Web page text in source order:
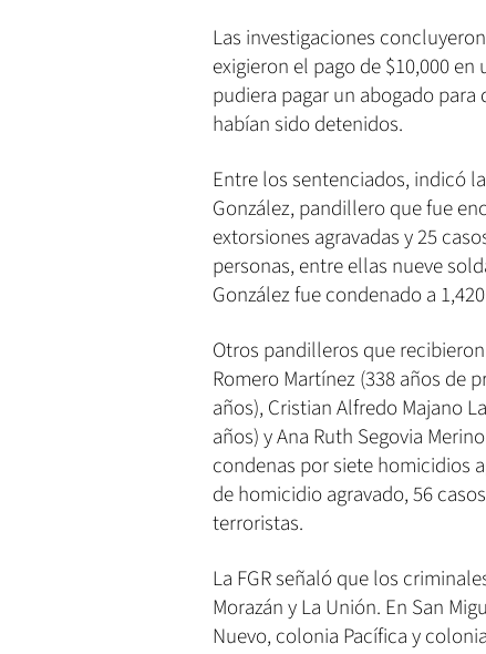
Las investigaciones
exigieron el pago de $10,000
pudiera pagar un abogado
habían sido detenidos.
Entre los sentenciados, indicó
González, pandillero que fue
extorsiones agravadas y 25
personas, entre ellas nueve
González fue condenado a
Otros pandilleros que
Romero Martínez (338 años de
años), Cristian Alfredo Majano
años) y Ana Ruth Segovia
condenas por siete homicidios
de homicidio agravado, 56
terroristas.
La FGR señaló que los
Morazán y La Unión. En San
Nuevo, colonia Pacífica y